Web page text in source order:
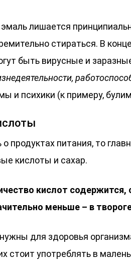
эмаль лишается
стираться. В
быть вирусные и
и психики (к примеру,
продуктах питания, то
кислоты и сахар.
кислот содержится,
меньше – в
для здоровья
стоит употреблять в